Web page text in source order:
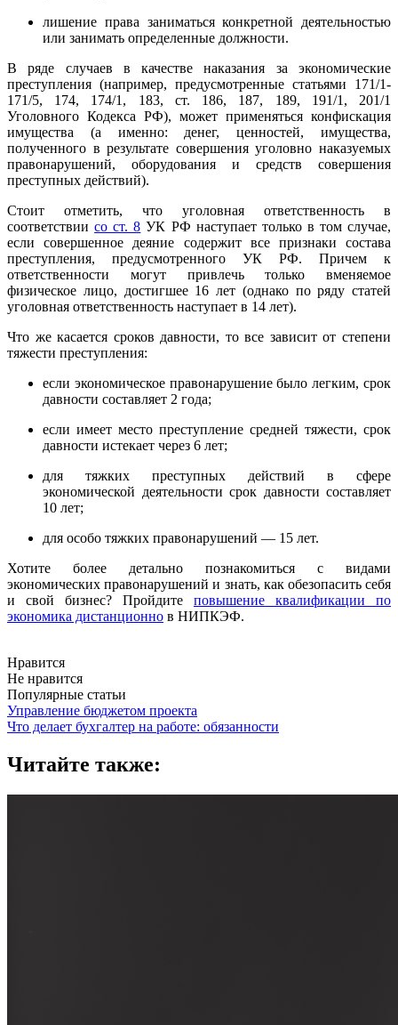
лишение права заниматься конкретной деятельностью
или занимать определенные должности.
В ряде случаев в качестве наказания за экономические
преступления (например, предусмотренные статьями 171/1-
171/5, 174, 174/1, 183, ст. 186, 187, 189, 191/1, 201/1
Уголовного Кодекса РФ), может применяться конфискация
имущества (а именно: денег, ценностей, имущества,
полученного в результате совершения уголовно наказуемых
правонарушений, оборудования и средств совершения
преступных действий).
Стоит отметить, что уголовная ответственность в
соответствиисо ст. 8 УК РФ наступает только в том случае,
если совершенное деяние содержит все признаки состава
преступления, предусмотренного УК РФ. Причем к
ответственности могут привлечь только вменяемое
физическое лицо, достигшее 16 лет (однако по ряду статей
уголовная ответственность наступает в 14 лет).
Что же касается сроков давности, то все зависит от степени
тяжести преступления:
если экономическое правонарушение было легким, срок
давности составляет 2 года;
если имеет место преступление средней тяжести, срок
давности истекает через 6 лет;
для тяжких преступных действий в сфере
экономической деятельности срок давности составляет
10 лет;
для особо тяжких правонарушений — 15 лет.
Хотите более детально познакомиться с видами
экономических правонарушений и знать, как обезопасить себя
и свой бизнес? Пройдите повышение квалификации по
экономика дистанционно в НИПКЭФ.
Нравится
Не нравится
Популярные статьи
Управление бюджетом проекта
Что делает бухгалтер на работе: обязанности
Читайте также: